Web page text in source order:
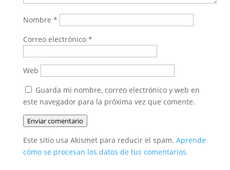
Nombre *
Correo electrónico *
Web
Guarda mi nombre, correo electrónico y web en
este navegador para la próxima vez que comente.
Enviar comentario
Este sitio usa Akismet para reducir el spam. Aprende
cómo se procesan los datos de tus comentarios.